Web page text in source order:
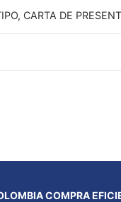
CARTA DE
COMPRA